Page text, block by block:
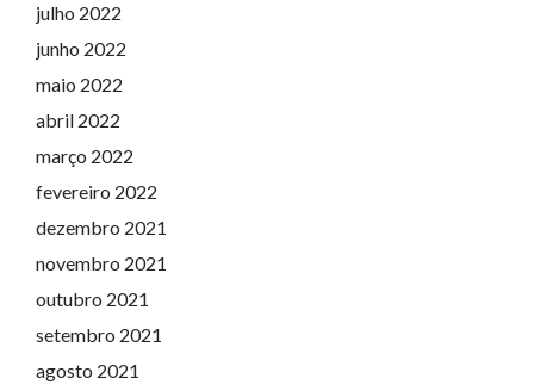
julho 2022
junho 2022
maio 2022
abril 2022
março 2022
fevereiro 2022
dezembro 2021
novembro 2021
outubro 2021
setembro 2021
agosto 2021